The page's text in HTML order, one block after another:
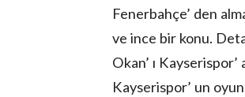
Fenerbahçe’ den
ve ince bir konu.
Okan’ ı
Kayserispor’ un